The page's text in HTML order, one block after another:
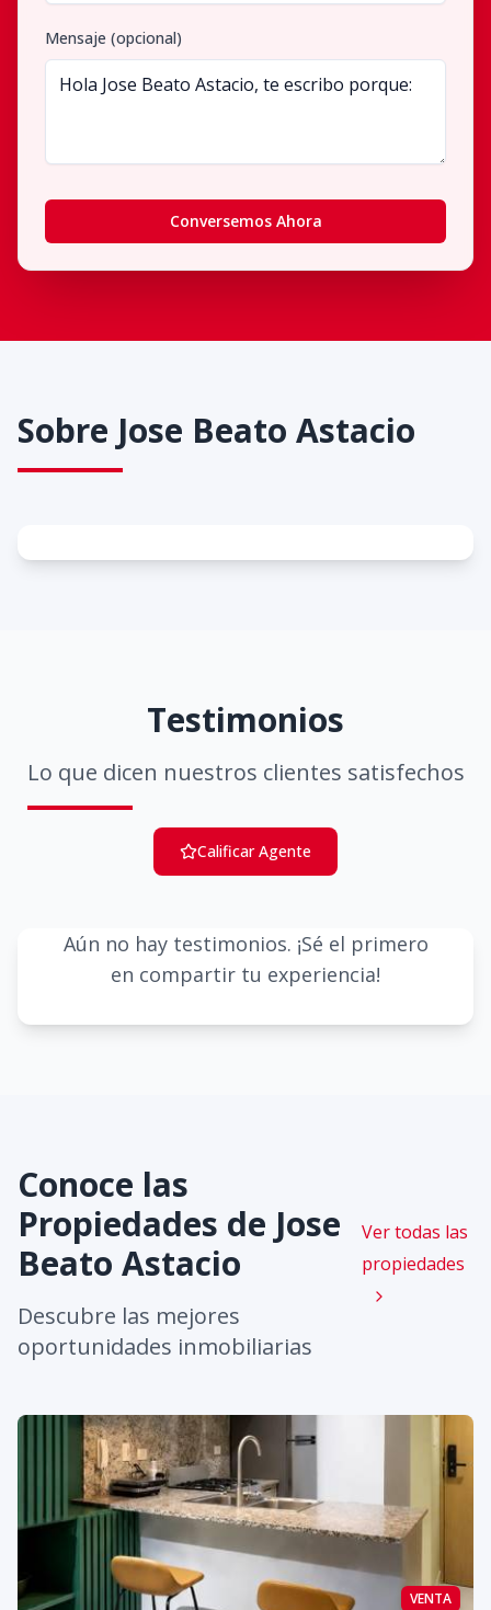
Mensaje (opcional)
Conversemos Ahora
Sobre Jose Beato Astacio
Testimonios
Lo que dicen nuestros clientes satisfechos
Calificar Agente
Aún no hay testimonios. ¡Sé el primero
en compartir tu experiencia!
Conoce las
Propiedades de Jose
Beato Astacio
Descubre las mejores
oportunidades inmobiliarias
Ver todas las
propiedades
VENTA